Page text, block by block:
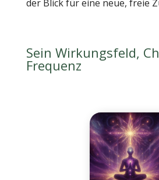
der Blick für eine neue, freie
Sein Wirkungsfeld,
Frequenz